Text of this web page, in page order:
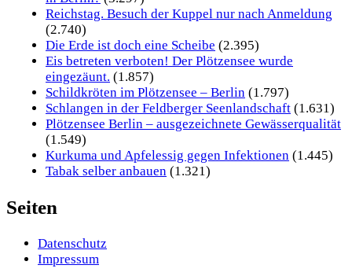
Reichstag. Besuch der Kuppel nur nach Anmeldung
(2.740)
Die Erde ist doch eine Scheibe (2.395)
Eis betreten verboten! Der Plötzensee wurde
eingezäunt. (1.857)
Schildkröten im Plötzensee – Berlin (1.797)
Schlangen in der Feldberger Seenlandschaft (1.631)
Plötzensee Berlin – ausgezeichnete Gewässerqualität
(1.549)
Kurkuma und Apfelessig gegen Infektionen (1.445)
Tabak selber anbauen (1.321)
Seiten
Datenschutz
Impressum